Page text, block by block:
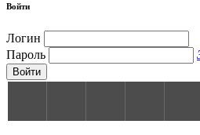
Войти
Логин
Пароль
Войти